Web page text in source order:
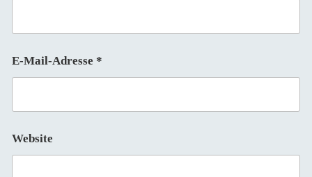
E-Mail-Adresse *
Website